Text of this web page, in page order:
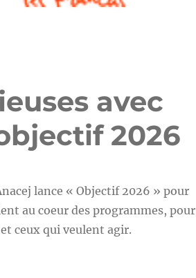
avec
2026
lance « Objectif 2026 » pour
au coeur des programmes, pour
ceux qui veulent agir.